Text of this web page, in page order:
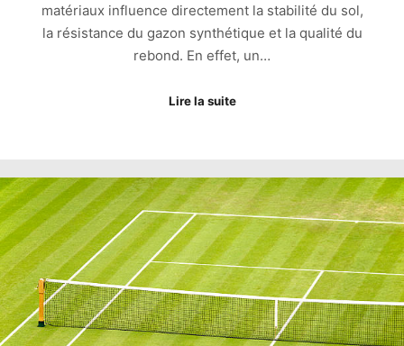
matériaux influence directement la stabilité du sol,
la résistance du gazon synthétique et la qualité du
rebond. En effet, un…
Lire la suite